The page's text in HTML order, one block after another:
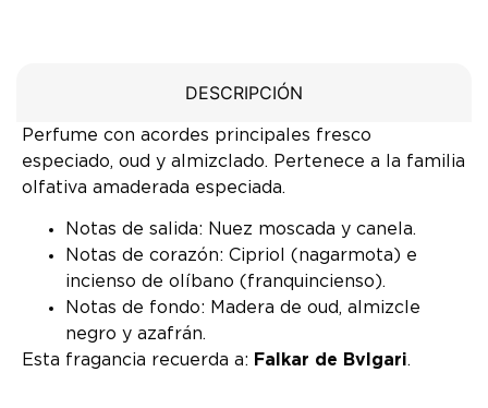
DESCRIPCIÓN
Perfume con acordes principales fresco
especiado, oud y almizclado. Pertenece a la familia
olfativa amaderada especiada.
Notas de salida: Nuez moscada y canela.
Notas de corazón: Cipriol (nagarmota) e
incienso de olíbano (franquincienso).
Notas de fondo: Madera de oud, almizcle
negro y azafrán.
Esta fragancia recuerda a: Falkar de Bvlgari.